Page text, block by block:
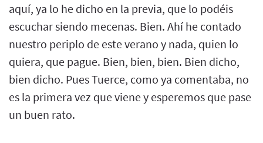
aquí, ya lo he dicho en la previa, que lo podéis
escuchar siendo mecenas. Bien. Ahí he contado
nuestro periplo de este verano y nada, quien lo
quiera, que pague. Bien, bien, bien. Bien dicho,
bien dicho. Pues Tuerce, como ya comentaba, no
es la primera vez que viene y esperemos que pase
un buen rato.